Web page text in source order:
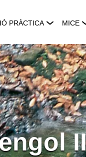
PRÀCTICA MICE